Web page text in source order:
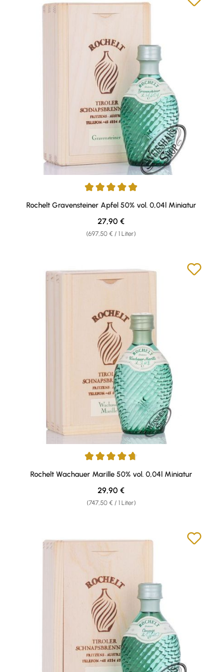
Durchschnittliche Bewertung von 5 von 5 Sternen
Rochelt Gravensteiner Apfel 50% vol. 0,04l Miniatur
(697,50 € / 1 Liter)
Regulärer Preis:
27,90 €
Durchschnittliche Bewertung von 4.71 von 5 Sternen
Rochelt Wachauer Marille 50% vol. 0,04l Miniatur
(747,50 € / 1 Liter)
Regulärer Preis:
29,90 €